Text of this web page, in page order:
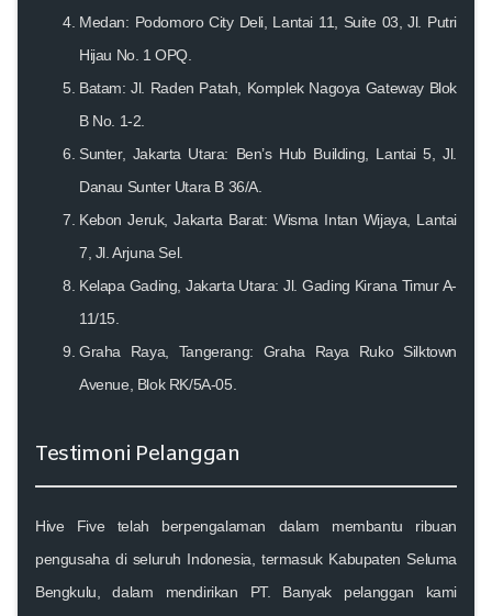
Medan: Podomoro City Deli, Lantai 11, Suite 03, Jl. Putri
Hijau No. 1 OPQ.
Batam: Jl. Raden Patah, Komplek Nagoya Gateway Blok
B No. 1-2.
Sunter, Jakarta Utara: Ben’s Hub Building, Lantai 5, Jl.
Danau Sunter Utara B 36/A.
Kebon Jeruk, Jakarta Barat: Wisma Intan Wijaya, Lantai
7, Jl. Arjuna Sel.
Kelapa Gading, Jakarta Utara: Jl. Gading Kirana Timur A-
11/15.
Graha Raya, Tangerang: Graha Raya Ruko Silktown
Avenue, Blok RK/5A-05.
Testimoni Pelanggan
Hive Five telah berpengalaman dalam membantu ribuan
pengusaha di seluruh Indonesia, termasuk Kabupaten Seluma
Bengkulu, dalam mendirikan PT. Banyak pelanggan kami